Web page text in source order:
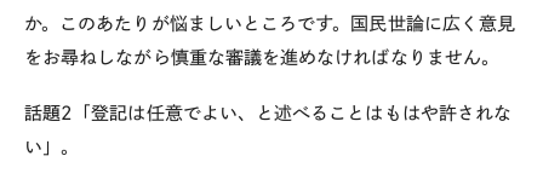
か。このあたりが悩ましいところです。国民世論に広く意見
をお尋ねしながら慎重な審議を進めなければなりません。
話題2「登記は任意でよい、と述べることはもはや許されな
い」。